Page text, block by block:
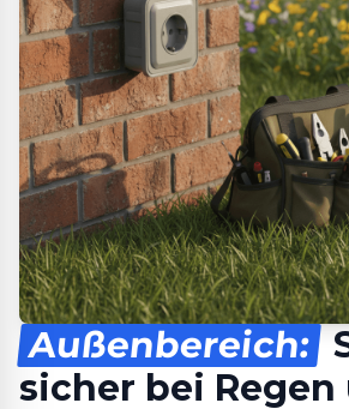
Außenbereich:
sicher bei Regen